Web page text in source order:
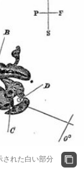
された白い部分